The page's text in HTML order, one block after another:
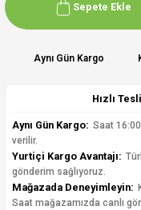
Sepete Ekle
Aynı Gün Kargo
Hızlı
Aynı Gün Kargo: Saat
verilir.
Yurtiçi Kargo Avantajı:
gönderim sağlıyoruz.
Mağazada Deneyimleyin:
Saat mağazamızda canlı